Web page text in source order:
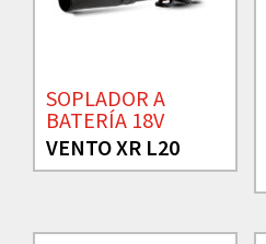
SOPLADOR A
BATERÍA 18V
VENTO XR L20